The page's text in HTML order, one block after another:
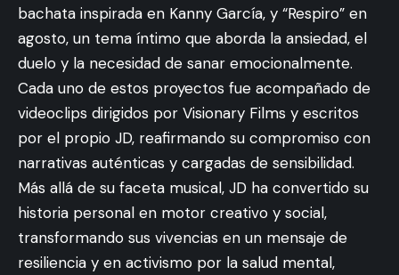
bachata inspirada en Kanny García, y “Respiro” en
agosto, un tema íntimo que aborda la ansiedad, el
duelo y la necesidad de sanar emocionalmente.
Cada uno de estos proyectos fue acompañado de
videoclips dirigidos por Visionary Films y escritos
por el propio JD, reafirmando su compromiso con
narrativas auténticas y cargadas de sensibilidad.
Más allá de su faceta musical, JD ha convertido su
historia personal en motor creativo y social,
transformando sus vivencias en un mensaje de
resiliencia y en activismo por la salud mental,